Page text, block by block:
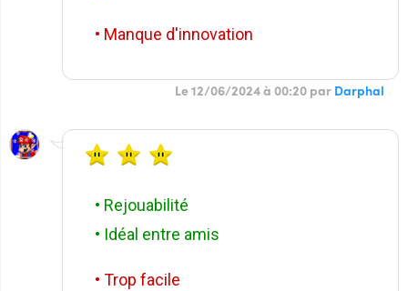
• Manque d'innovation
Le 12/06/2024 à 00:20 par Darphal
• Rejouabilité
• Idéal entre amis
• Trop facile